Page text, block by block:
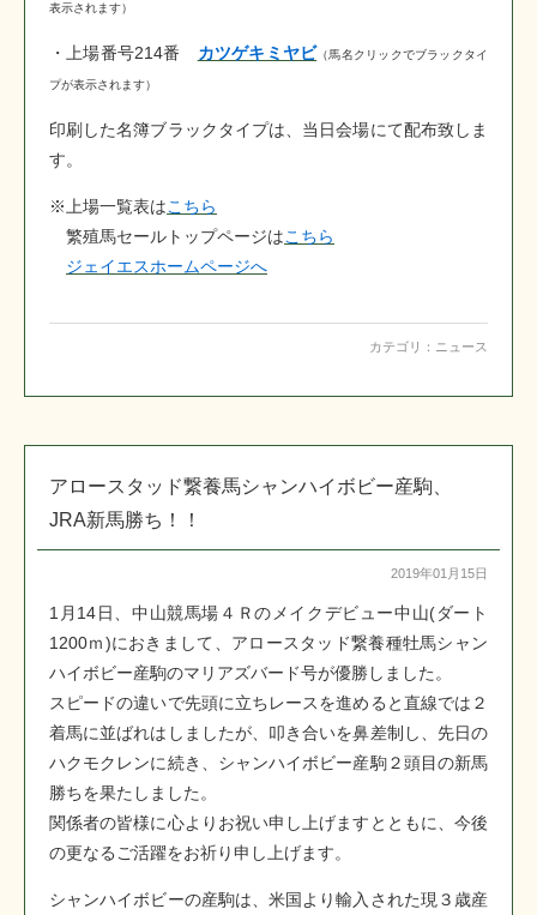
表示されます）
・上場番号214番 カツゲキミヤビ （馬名クリックでブラックタイ
プが表示されます）
印刷した名簿ブラックタイプは、当日会場にて配布致しま
す。
※上場一覧表はこちら
繁殖馬セールトップページはこちら
ジェイエスホームページへ
カテゴリ： ニュース
アロースタッド繋養馬シャンハイボビー産駒、
JRA新馬勝ち！！
2019年01月15日
1月14日、中山競馬場４Ｒのメイクデビュー中山(ダート
1200ｍ)におきまして、アロースタッド繋養種牡馬シャン
ハイボビー産駒のマリアズバード号が優勝しました。
スピードの違いで先頭に立ちレースを進めると直線では２
着馬に並ばれはしましたが、叩き合いを鼻差制し、先日の
ハクモクレンに続き、シャンハイボビー産駒２頭目の新馬
勝ちを果たしました。
関係者の皆様に心よりお祝い申し上げますとともに、今後
の更なるご活躍をお祈り申し上げます。
シャンハイボビーの産駒は、米国より輸入された現３歳産